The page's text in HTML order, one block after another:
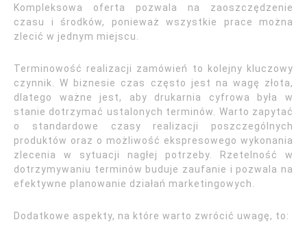
Kompleksowa oferta pozwala na zaoszczędzenie
czasu i środków, ponieważ wszystkie prace można
zlecić w jednym miejscu.
Terminowość realizacji zamówień to kolejny kluczowy
czynnik. W biznesie czas często jest na wagę złota,
dlatego ważne jest, aby drukarnia cyfrowa była w
stanie dotrzymać ustalonych terminów. Warto zapytać
o standardowe czasy realizacji poszczególnych
produktów oraz o możliwość ekspresowego wykonania
zlecenia w sytuacji nagłej potrzeby. Rzetelność w
dotrzymywaniu terminów buduje zaufanie i pozwala na
efektywne planowanie działań marketingowych.
Dodatkowe aspekty, na które warto zwrócić uwagę, to: